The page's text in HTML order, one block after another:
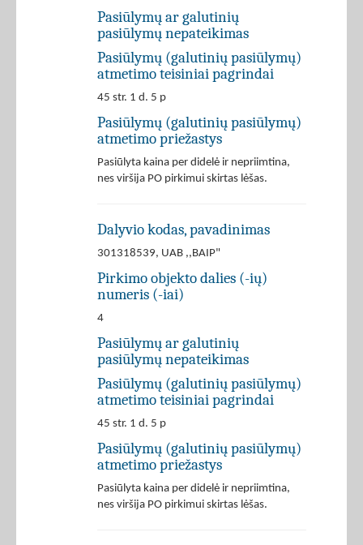
Pasiūlymų ar galutinių
pasiūlymų nepateikimas
Pasiūlymų (galutinių pasiūlymų)
atmetimo teisiniai pagrindai
45 str. 1 d. 5 p
Pasiūlymų (galutinių pasiūlymų)
atmetimo priežastys
Pasiūlyta kaina per didelė ir nepriimtina,
nes viršija PO pirkimui skirtas lėšas.
Dalyvio kodas, pavadinimas
301318539, UAB ,,BAIP"
Pirkimo objekto dalies (-ių)
numeris (-iai)
4
Pasiūlymų ar galutinių
pasiūlymų nepateikimas
Pasiūlymų (galutinių pasiūlymų)
atmetimo teisiniai pagrindai
45 str. 1 d. 5 p
Pasiūlymų (galutinių pasiūlymų)
atmetimo priežastys
Pasiūlyta kaina per didelė ir nepriimtina,
nes viršija PO pirkimui skirtas lėšas.